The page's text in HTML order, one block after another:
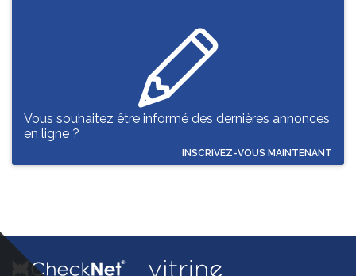
Vous souhaitez être informé des dernières annonces
en ligne ?
INSCRIVEZ-VOUS MAINTENANT